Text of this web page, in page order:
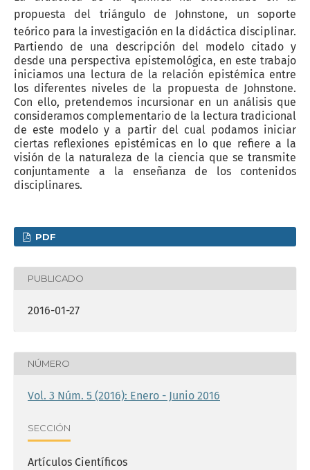
propuesta del triángulo de Johnstone, un soporte
teórico para la investigación en la didáctica disciplinar.
Partiendo de una descripción del modelo citado y
desde una perspectiva epistemológica, en este trabajo
iniciamos una lectura de la relación epistémica entre
los diferentes niveles de la propuesta de Johnstone.
Con ello, pretendemos incursionar en un análisis que
consideramos complementario de la lectura tradicional
de este modelo y a partir del cual podamos iniciar
ciertas reflexiones epistémicas en lo que refiere a la
visión de la naturaleza de la ciencia que se transmite
conjuntamente a la enseñanza de los contenidos
disciplinares.
PDF
PUBLICADO
2016-01-27
NÚMERO
Vol. 3 Núm. 5 (2016): Enero - Junio 2016
SECCIÓN
Artículos Científicos